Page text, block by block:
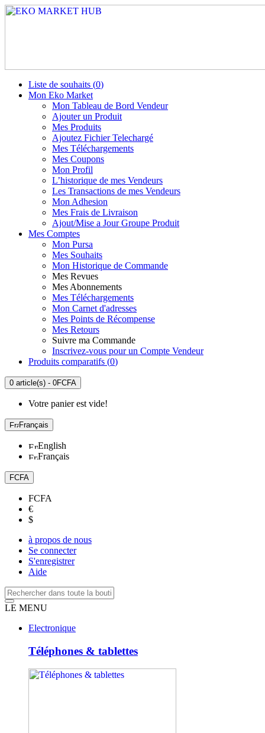
Liste de souhaits (0)
Mon Eko Market
Mon Tableau de Bord Vendeur
Ajouter un Produit
Mes Produits
Ajoutez Fichier Telechargé
Mes Téléchargements
Mes Coupons
Mon Profil
L’historique de mes Vendeurs
Les Transactions de mes Vendeurs
Mon Adhesion
Mes Frais de Livraison
Ajout/Mise a Jour Groupe Produit
Mes Comptes
Mon Pursa
Mes Souhaits
Mon Historique de Commande
Mes Revues
Mes Abonnements
Mes Téléchargements
Mon Carnet d'adresses
Mes Points de Récompense
Mes Retours
Suivre ma Commande
Inscrivez-vous pour un Compte Vendeur
Produits comparatifs (0)
0 article(s) - 0FCFA
Votre panier est vide!
Français
English
Français
FCFA
FCFA
€
$
à propos de nous
Se connecter
S'enregistrer
Aide
LE MENU
Electronique
Téléphones & tablettes